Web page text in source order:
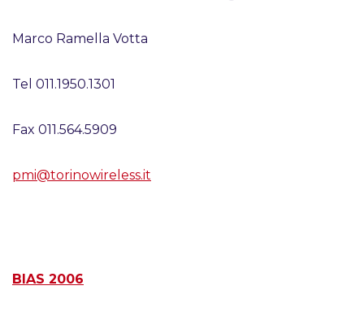
Marco Ramella Votta
Tel 011.1950.1301
Fax 011.564.5909
pmi@torinowireless.it
BIAS 2006